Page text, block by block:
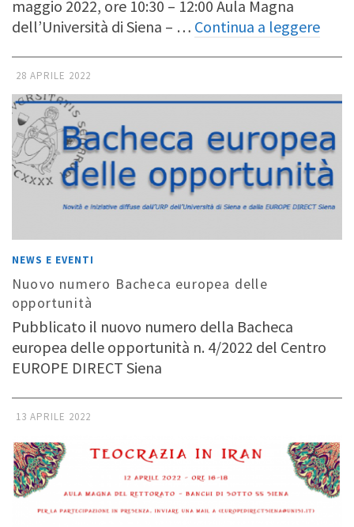
maggio 2022, ore 10:30 – 12:00 Aula Magna
dell’Università di Siena – … Continua a leggere
28 APRILE 2022
NEWS E EVENTI
Nuovo numero Bacheca europea delle
opportunità
Pubblicato il nuovo numero della Bacheca
europea delle opportunità n. 4/2022 del Centro
EUROPE DIRECT Siena
13 APRILE 2022